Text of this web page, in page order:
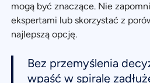
mogą być znaczące. Nie
ekspertami lub skorzystać z
najlepszą opcję.
Bez przemyślenia
wpaść w spiralę